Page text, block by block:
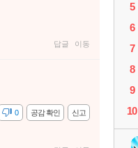
답글 이동
신고
공감 확인
0
5
6
7
8
9
10